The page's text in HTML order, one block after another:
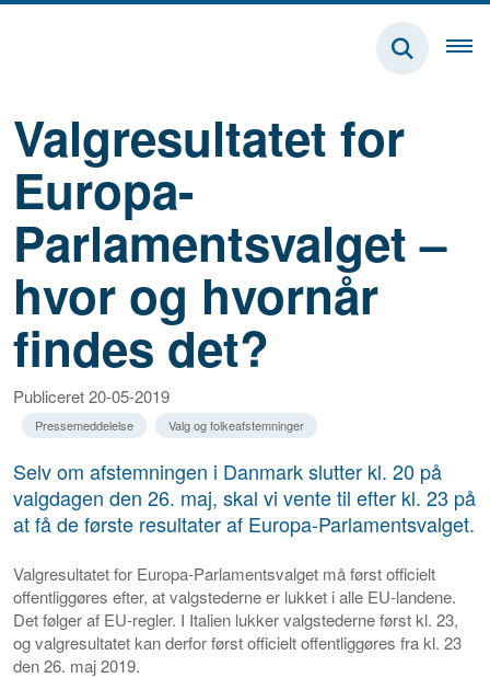
Valgresultatet for
Europa-
Parlamentsvalget –
hvor og hvornår
findes det?
Publiceret 20-05-2019
Pressemeddelelse Valg og folkeafstemninger
Selv om afstemningen i Danmark slutter kl. 20 på
valgdagen den 26. maj, skal vi vente til efter kl. 23 på
at få de første resultater af Europa-Parlamentsvalget.
Valgresultatet for Europa-Parlamentsvalget må først officielt
offentliggøres efter, at valgstederne er lukket i alle EU-landene.
Det følger af EU-regler. I Italien lukker valgstederne først kl. 23,
og valgresultatet kan derfor først officielt offentliggøres fra kl. 23
den 26. maj 2019.